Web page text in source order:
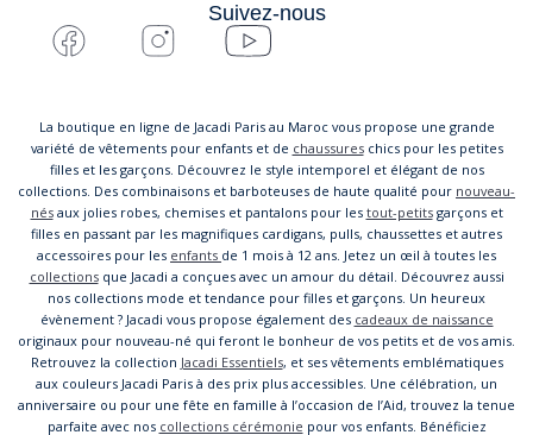
Suivez-nous
La boutique en ligne de Jacadi Paris au Maroc vous propose une grande
variété de vêtements pour enfants et de chaussureschics pour les petites
filles et les garçons. Découvrez le style intemporel et élégant de nos
collections. Des combinaisons et barboteuses de haute qualité pour nouveau-
nésaux jolies robes, chemises et pantalons pour les tout-petitsgarçons et
filles en passant par les magnifiques cardigans, pulls, chaussettes et autres
accessoires pour les enfants de 1 mois à 12 ans. Jetez un œil à toutes les
collectionsque Jacadi a conçues avec un amour du détail. Découvrez aussi
nos collections mode et tendance pour filles et garçons. Un heureux
évènement ? Jacadi vous propose également des cadeaux de naissance
originaux pour nouveau-né qui feront le bonheur de vos petits et de vos amis.
Retrouvez la collection Jacadi Essentiels, et ses vêtements emblématiques
aux couleurs Jacadi Paris à des prix plus accessibles. Une célébration, un
anniversaire ou pour une fête en famille à l’occasion de l’Aid, trouvez la tenue
parfaite avec nos collections cérémonie pour vos enfants. Bénéficiez